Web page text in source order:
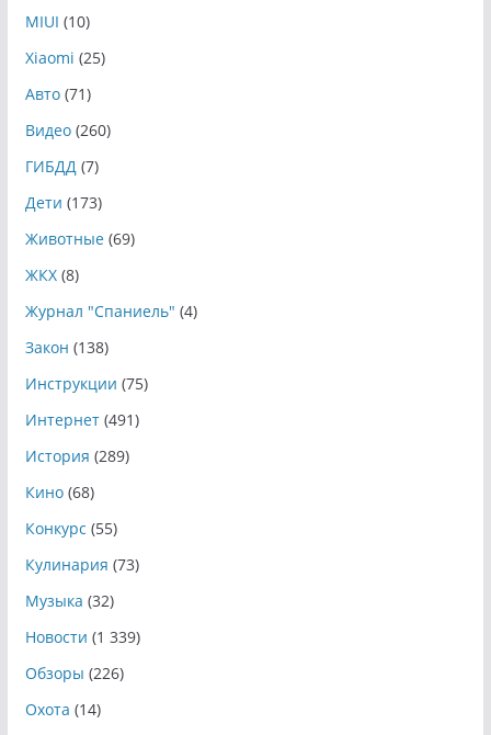
MIUI (10)
Xiaomi (25)
Авто(71)
Видео(260)
ГИБДД(7)
Дети (173)
Животные(69)
ЖКХ(8)
Журнал "Спаниель" (4)
Закон (138)
Инструкции (75)
Интернет(491)
История (289)
Кино(68)
Конкурс (55)
Кулинария (73)
Музыка (32)
Новости (1 339)
Обзоры (226)
Охота (14)